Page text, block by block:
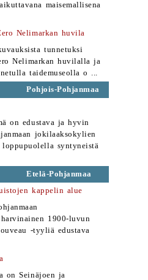
maisemallisena
Nelimarkan huvila
tunnetuksi
Nelimarkan huvilalla ja
taidemuseolla o ...
Pohjois-Pohjanmaa
on edustava ja hyvin
jokilaaksokylien
syntyneistä
Etelä-Pohjanmaa
kappelin alue
1900-luvun
-tyyliä edustava
on Seinäjoen ja